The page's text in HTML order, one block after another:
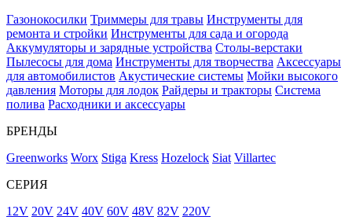
Газонокосилки Триммеры для травы Инструменты для
ремонта и стройки Инструменты для сада и огорода
Аккумуляторы и зарядные устройства Столы-верстаки
Пылесосы для дома Инструменты для творчества Аксессуары
для автомобилистов Акустические системы Мойки высокого
давления Моторы для лодок Райдеры и тракторы Система
полива Расходники и аксессуары
БРЕНДЫ
Greenworks Worx Stiga Kress Hozelock Siat Villartec
СЕРИЯ
12V 20V 24V 40V 60V 48V 82V 220V